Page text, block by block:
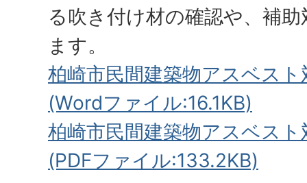
る吹き付け材の確認や、補
ます。
柏崎市民間建築物アスベス
(Wordファイル:16.1KB)
柏崎市民間建築物アスベス
(PDFファイル:133.2KB)